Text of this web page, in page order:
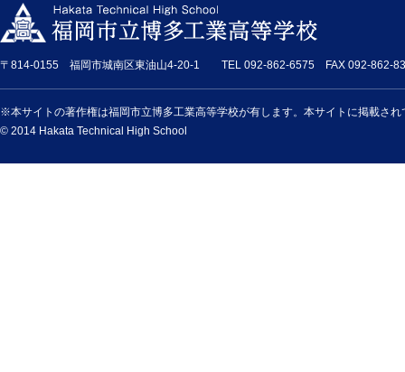
〒814-0155 福岡市城南区東油山4-20-1 TEL 092-862-6575 FAX 092-862-
※本サイトの著作権は福岡市立博多工業高等学校が有します。本サイトに掲載さ
© 2014 Hakata Technical High School